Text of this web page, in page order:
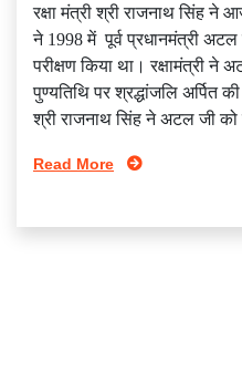
रक्षा मंत्री श्री राजनाथ सिंह ने
ने 1998 में पूर्व प्रधानमंत्री अटल
परीक्षण किया था। रक्षामंत्री ने
पुण्‍यतिथि पर श्रद्धांजलि
श्री राजनाथ सिंह ने अटल जी
Read More